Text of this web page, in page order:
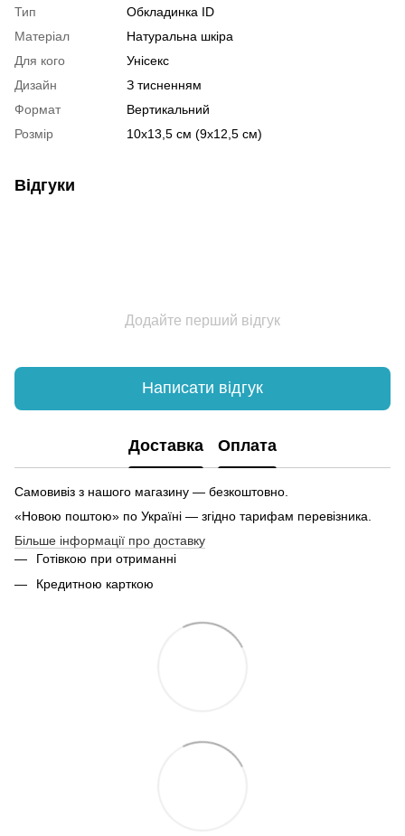
Тип
Обкладинка ID
Матеріал
Натуральна шкіра
Для кого
Унісекс
Дизайн
З тисненням
Формат
Вертикальний
Розмір
10х13,5 см (9х12,5 см)
Відгуки
Додайте перший відгук
Написати відгук
Доставка Оплата
Самовивіз з нашого магазину — безкоштовно.
«Новою поштою» по Україні — згідно тарифам перевізника.
Більше інформації про доставку
Готівкою при отриманні
Кредитною карткою